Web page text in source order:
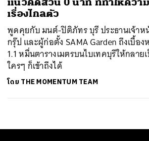
เรื่องไกลตัว
พูดคุยกับ มนต์-ปิติภัทร บุรี ประธานเจ้าห
กรุ๊ป และผู้ก่อตั้ง SAMA Garden ถึงเบื้อ
1.1 หมื่นตารางเมตรบนไบเทคบุรีให้กลาย
ใครๆ ก็เข้าถึงได้
โดย THE MOMENTUM TEAM